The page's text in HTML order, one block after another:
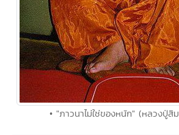
• "ภาวนาไม่ใช่ของหนัก" (หลวงปู่สิ